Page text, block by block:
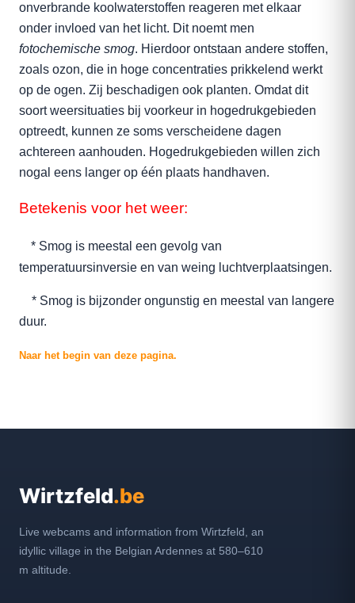
onverbrande koolwaterstoffen reageren met elkaar
onder invloed van het licht. Dit noemt men
fotochemische smog. Hierdoor ontstaan andere stoffen,
zoals ozon, die in hoge concentraties prikkelend werkt
op de ogen. Zij beschadigen ook planten. Omdat dit
soort weersituaties bij voorkeur in hogedrukgebieden
optreedt, kunnen ze soms verscheidene dagen
achtereen aanhouden. Hogedrukgebieden willen zich
nogal eens langer op één plaats handhaven.
Betekenis voor het weer:
* Smog is meestal een gevolg van
temperatuursinversie en van weing luchtverplaatsingen.
* Smog is bijzonder ongunstig en meestal van langere
duur.
Naar het begin van deze pagina.
Wirtzfeld.be
Live webcams and information from Wirtzfeld, an
idyllic village in the Belgian Ardennes at 580–610
m altitude.